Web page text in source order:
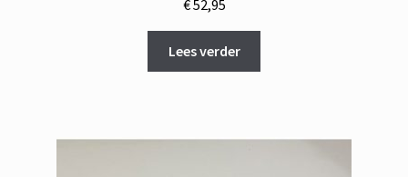
€52,95
Lees verder